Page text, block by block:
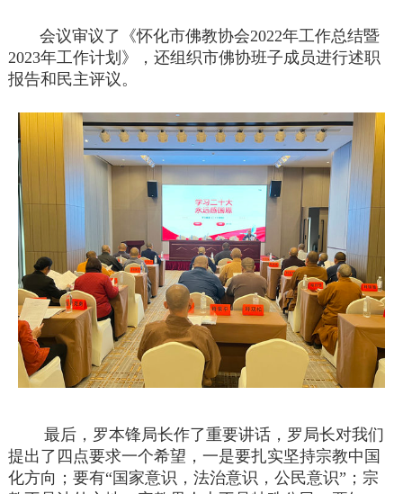
会议审议了《怀化市佛教协会2022年工作总结暨
2023年工作计划》，还组织市佛协班子成员进行述职
报告和民主评议。
最后，罗本锋局长作了重要讲话，罗局长对我们
提出了四点要求一个希望，一是要扎实坚持宗教中国
化方向；要有“国家意识，法治意识，公民意识”；宗